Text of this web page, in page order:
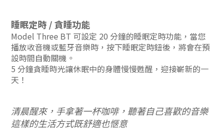
睡眠定時 / 貪睡功能
Model Three BT 可設定 20 分鐘的睡眠定時功能，當您
播放收音機或藍牙音樂時，按下睡眠定時鈕後，將會在預
設時間自動關機。
5 分鐘貪睡時光讓休眠中的身體慢慢甦醒，迎接嶄新的一
天！
清晨醒來，手拿著一杯咖啡，聽著自己喜歡的音樂
這樣的生活方式既舒適也愜意